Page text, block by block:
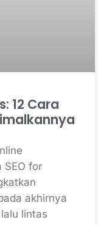
12 Cara
SEO for
akhirnya
lintas